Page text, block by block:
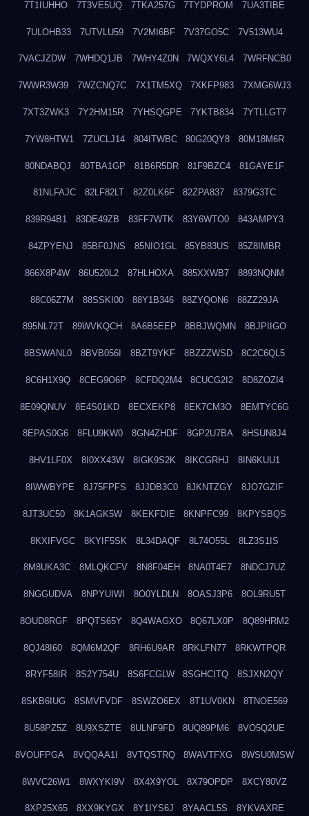
7T1IUHHO 7T3VE5UQ 7TKA257G 7TYDPROM 7UA3TIBE
7ULOHB33 7UTVLU59 7V2MI6BF 7V37GO5C 7V513WU4
7VACJZDW 7WHDQ1JB 7WHY4Z0N 7WQXY6L4 7WRFNCB0
7WWR3W39 7WZCNQ7C 7X1TM5XQ 7XKFP983 7XMG6WJ3
7XT3ZWK3 7Y2HM15R 7YHSQGPE 7YKTB834 7YTLLGT7
7YW8HTW1 7ZUCLJ14 804ITWBC 80G20QY8 80M18M6R
80NDABQJ 80TBA1GP 81B6R5DR 81F9BZC4 81GAYE1F
81NLFAJC 82LF82LT 82Z0LK6F 82ZPA837 8379G3TC
839R94B1 83DE49ZB 83FF7WTK 83Y6WTO0 843AMPY3
84ZPYENJ 85BF0JNS 85NIO1GL 85YB83US 85Z8IMBR
866X8P4W 86U520L2 87HLHOXA 885XXWB7 8893NQNM
88C06Z7M 88SSKI00 88Y1B346 88ZYQON6 88ZZ29JA
895NL72T 89WVKQCH 8A6B5EEP 8BBJWQMN 8BJPIIGO
8BSWANL0 8BVB056I 8BZT9YKF 8BZZZWSD 8C2C6QL5
8C6H1X9Q 8CEG9O6P 8CFDQ2M4 8CUCG2I2 8D8ZOZI4
8E09QNUV 8E4S01KD 8ECXEKP8 8EK7CM3O 8EMTYC6G
8EPAS0G6 8FLU9KW0 8GN4ZHDF 8GP2U7BA 8HSUN8J4
8HV1LF0X 8I0XX43W 8IGK9S2K 8IKCGRHJ 8IN6KUU1
8IWWBYPE 8J75FPFS 8JJDB3C0 8JKNTZGY 8JO7GZIF
8JT3UC50 8K1AGK5W 8KEKFDIE 8KNPFC99 8KPYSBQS
8KXIFVGC 8KYIF5SK 8L34DAQF 8L74O55L 8LZ3S1IS
8M8UKA3C 8MLQKCFV 8N8F04EH 8NA0T4E7 8NDCJ7UZ
8NGGUDVA 8NPYUIWI 8O0YLDLN 8OASJ3P6 8OL9RU5T
8OUD8RGF 8PQTS65Y 8Q4WAGXO 8Q67LX0P 8Q89HRM2
8QJ48I60 8QM6M2QF 8RH6U9AR 8RKLFN77 8RKWTPQR
8RYF58IR 8S2Y754U 8S6FCGLW 8SGHCITQ 8SJXN2QY
8SKB6IUG 8SMVFVDF 8SWZO6EX 8T1UV0KN 8TNOE569
8U58PZ5Z 8U9XSZTE 8ULNF9FD 8UQ89PM6 8VO5Q2UE
8VOUFPGA 8VQQAA1I 8VTQSTRQ 8WAVTFXG 8WSU0MSW
8WVC26W1 8WXYKI9V 8X4X9YOL 8X79OPDP 8XCY80VZ
8XP25X65 8XX9KYGX 8Y1IYS6J 8YAACL5S 8YKVAXRE